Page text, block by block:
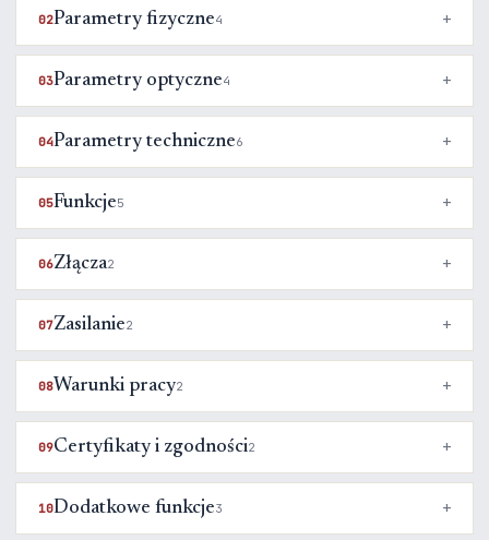
02Parametry fizyczne4
03Parametry optyczne4
04Parametry techniczne6
05Funkcje5
06Złącza2
07Zasilanie2
08Warunki pracy2
09Certyfikaty i zgodności2
10Dodatkowe funkcje3